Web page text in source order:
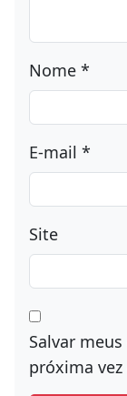
Nome *
E-mail *
Site
Salvar
próxima